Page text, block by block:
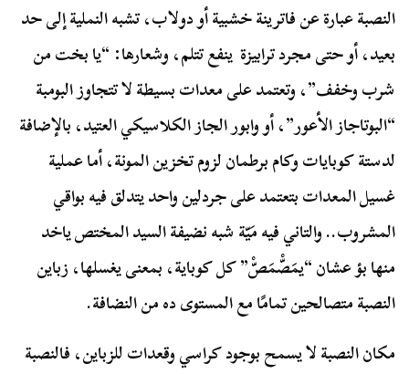
النصبة عبارة عن فاترينة خشبية أو دولاب، تشبه النملية إلى حد
بعيد، أو حتى مجرد ترابيزة ينفع تتلم، وشعارها: “يا بخت من
شرب وخفف”، وتعتمد على معدات بسيطة لا تتجاوز البومبة
“البوتاجاز الأعور”، أو وابور الجاز الكلاسيكي العتيد، بالإضافة
لدستة كوبايات وكام برطمان لزوم تخزين المونة، أما عملية
غسيل المعدات بتعتمد على جردلين واحد يتدلق فيه بواقي
المشروب.. والتاني فيه مَيّة شبه نضيفة السيد المختص ياخد
منها بؤ عشان “يمَصّْمَصّْ” كل كوباية، بمعنى يغسلها، زباين
النصبة متصالحين تمامًا مع المستوى ده من النضافة.
مكان النصبة لا يسمح بوجود كراسي وقعدات للزباين، فالنصبة